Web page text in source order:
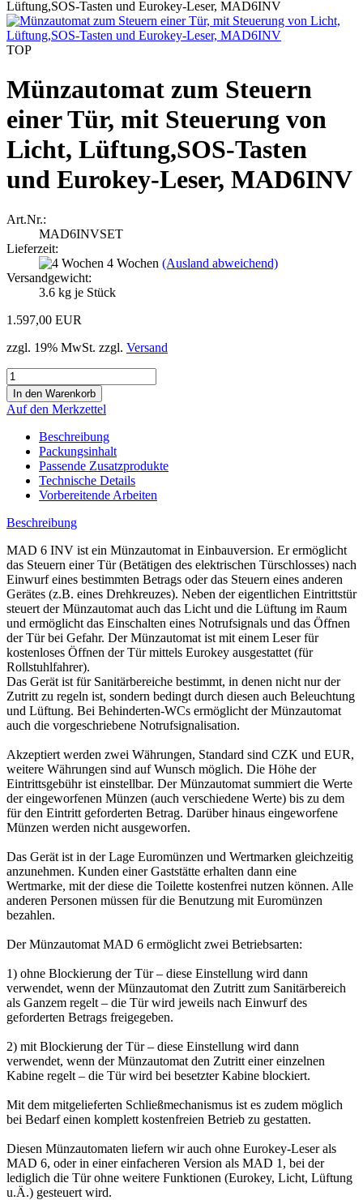
Lüftung,SOS-Tasten und Eurokey-Leser, MAD6INV
TOP
Münzautomat zum Steuern
einer Tür, mit Steuerung von
Licht, Lüftung,SOS-Tasten
und Eurokey-Leser, MAD6INV
Art.Nr.:
MAD6INVSET
Lieferzeit:
4 Wochen (Ausland abweichend)
Versandgewicht:
3.6 kg je Stück
1.597,00 EUR
zzgl. 19% MwSt. zzgl. Versand
Auf den Merkzettel
Beschreibung
Packungsinhalt
Passende Zusatzprodukte
Technische Details
Vorbereitende Arbeiten
Beschreibung
MAD 6 INV ist ein Münzautomat in Einbauversion. Er ermöglicht
das Steuern einer Tür (Betätigen des elektrischen Türschlosses) nach
Einwurf eines bestimmten Betrags oder das Steuern eines anderen
Gerätes (z.B. eines Drehkreuzes). Neben der eigentlichen Eintrittstür
steuert der Münzautomat auch das Licht und die Lüftung im Raum
und ermöglicht das Einschalten eines Notrufsignals und das Öffnen
der Tür bei Gefahr. Der Münzautomat ist mit einem Leser für
kostenloses Öffnen der Tür mittels Eurokey ausgestattet (für
Rollstuhlfahrer).
Das Gerät ist für Sanitärbereiche bestimmt, in denen nicht nur der
Zutritt zu regeln ist, sondern bedingt durch diesen auch Beleuchtung
und Lüftung. Bei Behinderten-WCs ermöglicht der Münzautomat
auch die vorgeschriebene Notrufsignalisation.
Akzeptiert werden zwei Währungen, Standard sind CZK und EUR,
weitere Währungen sind auf Wunsch möglich. Die Höhe der
Eintrittsgebühr ist einstellbar. Der Münzautomat summiert die Werte
der eingeworfenen Münzen (auch verschiedene Werte) bis zu dem
für den Eintritt geforderten Betrag. Darüber hinaus eingeworfene
Münzen werden nicht ausgeworfen.
Das Gerät ist in der Lage Euromünzen und Wertmarken gleichzeitig
anzunehmen. Kunden einer Gaststätte erhalten dann eine
Wertmarke, mit der diese die Toilette kostenfrei nutzen können. Alle
anderen Personen müssen für die Benutzung mit Euromünzen
bezahlen.
Der Münzautomat MAD 6 ermöglicht zwei Betriebsarten:
1) ohne Blockierung der Tür – diese Einstellung wird dann
verwendet, wenn der Münzautomat den Zutritt zum Sanitärbereich
als Ganzem regelt – die Tür wird jeweils nach Einwurf des
geforderten Betrags freigegeben.
2) mit Blockierung der Tür – diese Einstellung wird dann
verwendet, wenn der Münzautomat den Zutritt einer einzelnen
Kabine regelt – die Tür wird bei besetzter Kabine blockiert.
Mit dem mitgelieferten Schließmechanismus ist es zudem möglich
bei Bedarf einen komplett kostenfreien Betrieb zu gestatten.
Diesen Münzautomaten liefern wir auch ohne Eurokey-Leser als
MAD 6, oder in einer einfacheren Version als MAD 1, bei der
lediglich die Tür ohne weitere Funktionen (Eurokey, Licht, Lüftung
u.Ä.) gesteuert wird.